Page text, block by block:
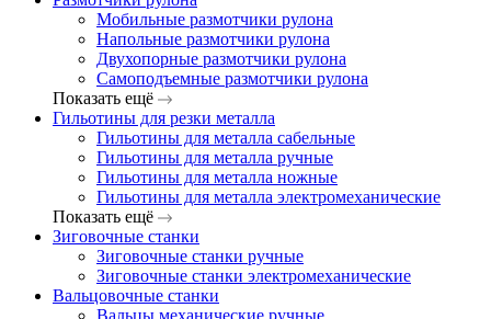
Мобильные размотчики рулона
Напольные размотчики рулона
Двухопорные размотчики рулона
Самоподъемные размотчики рулона
Показать ещё
Гильотины для резки металла
Гильотины для металла сабельные
Гильотины для металла ручные
Гильотины для металла ножные
Гильотины для металла электромеханические
Показать ещё
Зиговочные станки
Зиговочные станки ручные
Зиговочные станки электромеханические
Вальцовочные станки
Вальцы механические ручные